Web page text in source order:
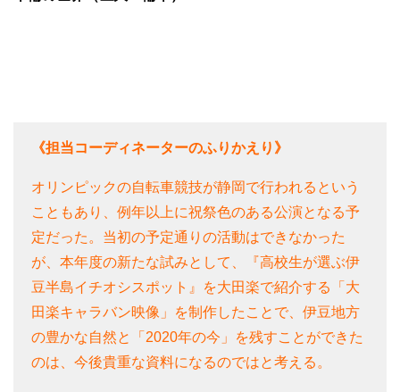
《担当コーディネーターのふりかえり》
オリンピックの自転車競技が静岡で行われるという
こともあり、例年以上に祝祭色のある公演となる予
定だった。当初の予定通りの活動はできなかった
が、本年度の新たな試みとして、『高校生が選ぶ伊
豆半島イチオシスポット』を大田楽で紹介する「大
田楽キャラバン映像」を制作したことで、伊豆地方
の豊かな自然と「2020年の今」を残すことができた
のは、今後貴重な資料になるのではと考える。